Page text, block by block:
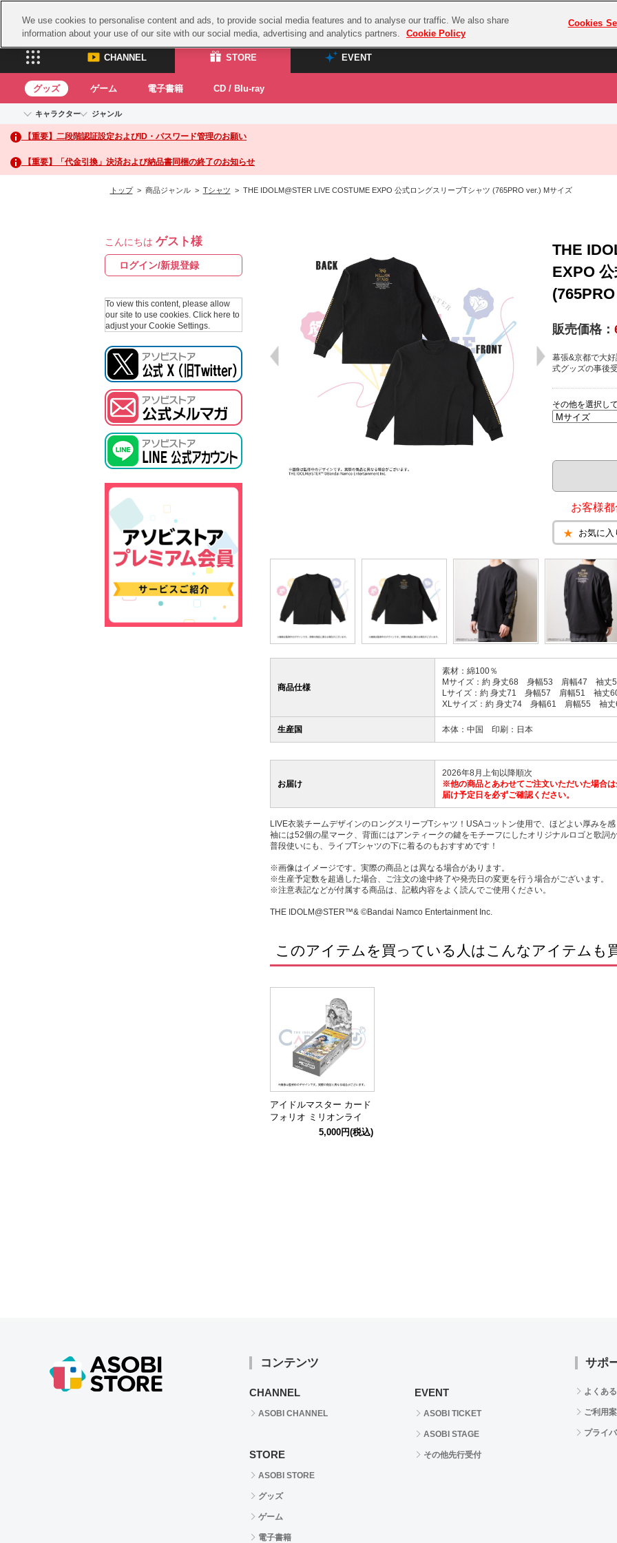
プレミアム会員と
CHANNEL STORE EVENT
CHANNEL
ASOBI CHANNEL TOP
STORE
ASOBI STORE TOP
グッズ
EVENT
ASOBI STAGE
グッズ ゲーム 電子書籍 CD / Blu-ray
キャラクター
アイドルマスターシリーズ
アイドルマスター
アイドルマスター シンデレラガールズ
アイドルマスター ミリオンライブ！
プロジェクトアイマス ヴイアライヴ
テイルズ オブ シリーズ
ガンダムシリーズ
ドラゴンボール
ラブライブ！サンシャイン‼
ラブライブ！虹ヶ咲学園スクールアイドル同好会
ジャンル
イベントグッズ
トイ・ホビー
【重要】二段階認証設定およびID・パスワード管理のお願い
【重要】「代金引換」決済および納品書同梱の終了のお知らせ
トップ> 商品ジャンル > Tシャツ > THE IDOLM@STER LIVE COSTUME EXPO 公式ロングスリーブTシャツ (765PRO ver.) Mサイズ
こんにちは ゲスト様
ログイン/新規登録
To view this content, please allow
our site to use cookies. Click here to
adjust your Cookie Settings.
THE
EXPO
販売価格：
幕張&京都で大
式グッズの事後
その他を選択し
お客様
お気に入
商品仕様
素材：綿100％
Mサイズ：約 身丈68 身幅53 肩幅47 袖丈
Lサイズ：約 身丈71 身幅57 肩幅51 袖丈60
XLサイズ：約 身丈74 身幅61 肩幅55 袖丈
生産国 本体：中国 印刷：日本
お届け
2026年8月上旬以降順次
※他の商品とあわせてご注文いただいた場合
届け予定日を必ずご確認ください。
LIVE衣装チームデザインのロングスリーブTシャツ！USAコットン使用で、ほどよい厚みを感
袖には52個の星マーク、背面にはアンティークの鍵をモチーフにしたオリジナルロゴと歌詞
普段使いにも、ライブTシャツの下に着るのもおすすめです！
※画像はイメージです。実際の商品とは異なる場合があります。
※生産予定数を超過した場合、ご注文の途中終了や発売日の変更を行う場合がございます。
※注意表記などが付属する商品は、記載内容をよく読んでご使用ください。
THE IDOLM@STER™& ©Bandai Namco Entertainment Inc.
このアイテムを買っている人はこんなアイテムも
アイドルマスター カード
フォリオ ミリオンライ
ブ！ ver. Vol.3【BOX】
5,000円(税込)
コンテンツ
CHANNEL
ASOBI CHANNEL
STORE
ASOBI STORE
グッズ
ゲーム
電子書籍
EVENT
ASOBI TICKET
ASOBI STAGE
その他先行受付
サポ
よくあ
ご利用
プライ
We use cookies to personalise content and ads, to provide social media features and to analyse our traffic. We also share
information about your use of our site with our social media, advertising and analytics partners.
Cookie Policy
Cookies